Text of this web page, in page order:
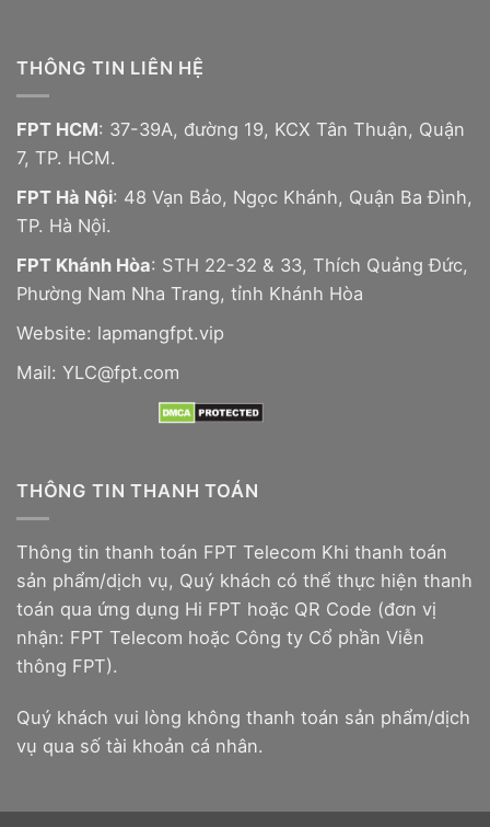
THÔNG TIN LIÊN HỆ
FPT HCM: 37-39A, đường 19, KCX Tân Thuận, Quận
7, TP. HCM.
FPT Hà Nội: 48 Vạn Bảo, Ngọc Khánh, Quận Ba Đình,
TP. Hà Nội.
FPT Khánh Hòa: STH 22-32 & 33, Thích Quảng Đức,
Phường Nam Nha Trang, tỉnh Khánh Hòa
Website: lapmangfpt.vip
Mail: YLC@fpt.com
THÔNG TIN THANH TOÁN
Thông tin thanh toán FPT Telecom Khi thanh toán
sản phẩm/dịch vụ, Quý khách có thể thực hiện thanh
toán qua ứng dụng Hi FPT hoặc QR Code (đơn vị
nhận: FPT Telecom hoặc Công ty Cổ phần Viễn
thông FPT).
Quý khách vui lòng không thanh toán sản phẩm/dịch
vụ qua số tài khoản cá nhân.